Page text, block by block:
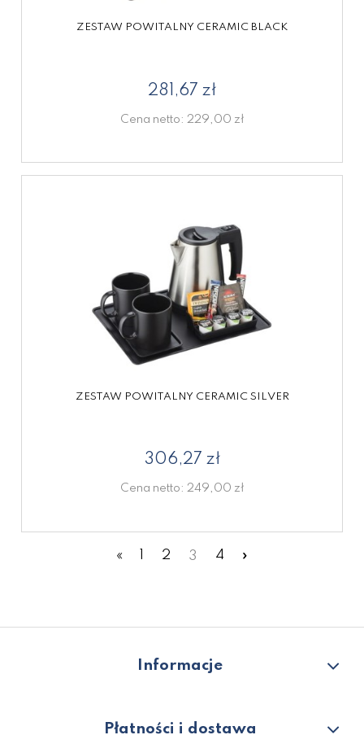
ZESTAW POWITALNY CERAMIC BLACK
281,67 zł
Cena netto: 229,00 zł
ZESTAW POWITALNY CERAMIC SILVER
306,27 zł
Cena netto: 249,00 zł
« 2 3 4 »
Informacje
Płatności i dostawa